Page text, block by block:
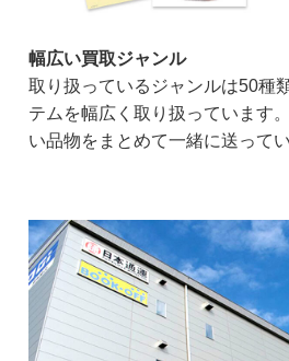
幅広い買取ジャンル
取り扱っているジャンルは50種
テムを幅広く取り扱っています
い品物をまとめて一緒に送って